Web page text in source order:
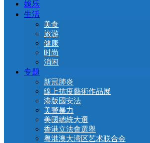
娛乐
生活
美食
旅游
健康
时尚
消闲
专题
新冠肺炎
線上抗疫藝術作品展
港版國安法
美警暴力
美國總統大選
香港立法會選舉
粤港澳大湾区艺术联合会